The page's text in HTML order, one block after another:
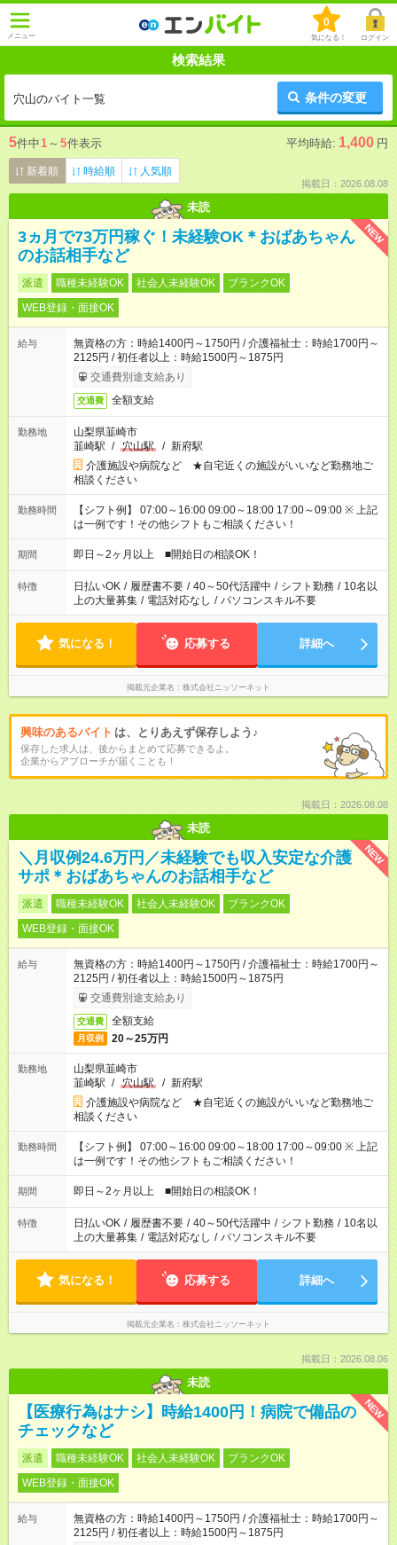
メニュー
0
気になる！ ログイン
検索結果
穴山のバイト一覧 条件の変更
5件中1 ～ 5件表示 平均時給: 1,400 円
新着順 時給順 人気順
掲載日：2026.08.08
未読
NEW
3ヵ月で73万円稼ぐ！未経験OK＊おばあちゃん
のお話相手など
派遣 職種未経験OK 社会人未経験OK
ブランクOK
WEB登録・面接OK
給与
無資格の方：時給1400円～1750円 / 介護福祉士：時給1700円～
2125円 / 初任者以上：時給1500円～1875円
交通費別途支給あり
交通費 全額支給
勤務地
山梨県韮崎市
韮崎駅 / 穴山駅 / 新府駅
介護施設や病院など ★自宅近くの施設がいいなど勤務地ご
相談ください
勤務時間
【シフト例】 07:00～16:00 09:00～18:00 17:00～09:00 ※ 上記
は一例です！その他シフトもご相談ください！
期間 即日～2ヶ月以上 ■開始日の相談OK！
特徴 日払いOK / 履歴書不要 / 40～50代活躍中 / シフト勤務 / 10名以
上の大量募集 / 電話対応なし / パソコンスキル不要
気になる！ 応募する 詳細へ
掲載元企業名 株式会社ニッソーネット
興味のあるバイト は、とりあえず保存しよう♪
保存した求人は、後からまとめて応募できるよ。
企業からアプローチが届くことも！
掲載日：2026.08.08
未読
NEW
＼月収例24.6万円／未経験でも収入安定な介護
サポ＊おばあちゃんのお話相手など
派遣 職種未経験OK 社会人未経験OK
ブランクOK
WEB登録・面接OK
給与
無資格の方：時給1400円～1750円 / 介護福祉士：時給1700円～
2125円 / 初任者以上：時給1500円～1875円
交通費別途支給あり
交通費 全額支給
月収例 20～25万円
勤務地
山梨県韮崎市
韮崎駅 / 穴山駅 / 新府駅
介護施設や病院など ★自宅近くの施設がいいなど勤務地ご
相談ください
勤務時間
【シフト例】 07:00～16:00 09:00～18:00 17:00～09:00 ※ 上記
は一例です！その他シフトもご相談ください！
期間 即日～2ヶ月以上 ■開始日の相談OK！
特徴 日払いOK / 履歴書不要 / 40～50代活躍中 / シフト勤務 / 10名以
上の大量募集 / 電話対応なし / パソコンスキル不要
気になる！ 応募する 詳細へ
掲載元企業名 株式会社ニッソーネット
掲載日：2026.08.06
未読
NEW
【医療行為はナシ】時給1400円！病院で備品の
チェックなど
派遣 職種未経験OK 社会人未経験OK
ブランクOK
WEB登録・面接OK
給与
無資格の方：時給1400円～1750円 / 介護福祉士：時給1700円～
2125円 / 初任者以上：時給1500円～1875円